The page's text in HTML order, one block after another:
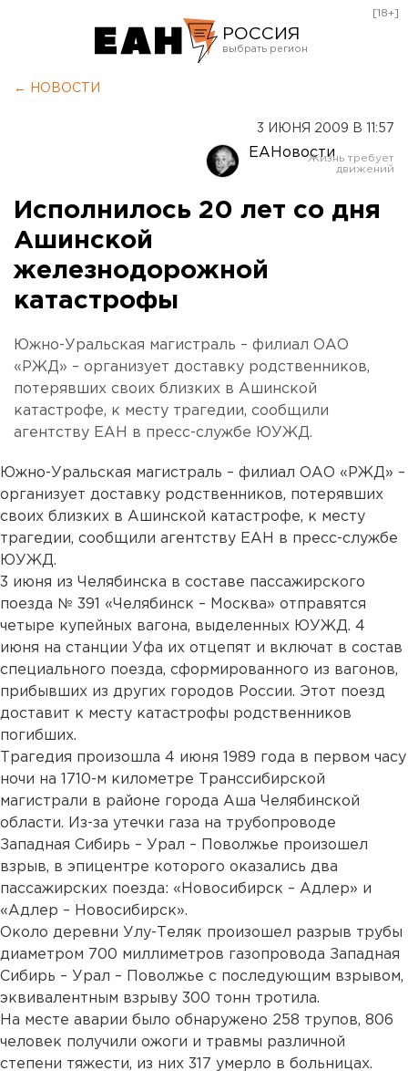
РОССИЯ
Оренбург
[18+]
← НОВОСТИ
3 ИЮНЯ 2009 В 11:57
ЕАНовости
Исполнилось 20 лет со дня
Ашинской
железнодорожной
катастрофы
Южно-Уральская магистраль – филиал ОАО
«РЖД» – организует доставку родственников,
потерявших своих близких в Ашинской
катастрофе, к месту трагедии, сообщили
агентству ЕАН в пресс-службе ЮУЖД.
Южно-Уральская магистраль – филиал ОАО «РЖД» –
организует доставку родственников, потерявших
своих близких в Ашинской катастрофе, к месту
трагедии, сообщили агентству ЕАН в пресс-службе
ЮУЖД.
3 июня из Челябинска в составе пассажирского
поезда № 391 «Челябинск – Москва» отправятся
четыре купейных вагона, выделенных ЮУЖД. 4
июня на станции Уфа их отцепят и включат в состав
специального поезда, сформированного из вагонов,
прибывших из других городов России. Этот поезд
доставит к месту катастрофы родственников
погибших.
Трагедия произошла 4 июня 1989 года в первом часу
ночи на 1710-м километре Транссибирской
магистрали в районе города Аша Челябинской
области. Из-за утечки газа на трубопроводе
Западная Сибирь – Урал – Поволжье произошел
взрыв, в эпицентре которого оказались два
пассажирских поезда: «Новосибирск – Адлер» и
«Адлер – Новосибирск».
Около деревни Улу-Теляк произошел разрыв трубы
диаметром 700 миллиметров газопровода Западная
Сибирь – Урал – Поволжье с последующим взрывом,
эквивалентным взрыву 300 тонн тротила.
На месте аварии было обнаружено 258 трупов, 806
человек получили ожоги и травмы различной
степени тяжести, из них 317 умерло в больницах.